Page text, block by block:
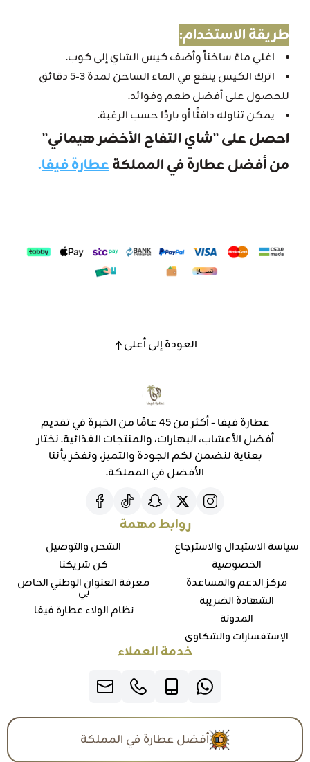
طريقة الاستخدام:
اغلي ماءً ساخناً وأضف كيس الشاي إلى كوب.
اترك الكيس ينقع في الماء الساخن لمدة 3-5 دقائق
للحصول على أفضل طعم وفوائد.
يمكن تناوله دافئًا أو باردًا حسب الرغبة.
احصل على "شاي التفاح الأخضر هيماني"
من أفضل عطارة في المملكةعطارة فيفا.
العودة إلى أعلى
عطارة فيفا - أكثر من 45 عامًا من الخبرة في تقديم
أفضل الأعشاب، البهارات، والمنتجات الغذائية. نختار
بعناية لنضمن لكم الجودة والتميز، ونفخر بأننا
الأفضل في المملكة.
روابط مهمة
سياسة الاستبدال والاسترجاع
الخصوصية
مركز الدعم والمساعدة
الشهادة الضريبة
المدونة
الإستفسارات والشكاوي
الشحن والتوصيل
كن شريكنا
معرفة العنوان الوطني الخاص
بي
نظام الولاء عطارة فيفا
خدمة العملاء
أفضل عطارة في المملكة